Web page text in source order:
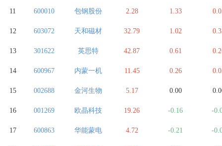
11 600010 包钢股份 2.28 1.33
12 603072 天和磁材 32.79 1.02
13 301622 英思特 42.87 0.61
14 600967 内蒙一机 11.45 0.26
15 002688 金河生物 5.17 0.00
16 001269 欧晶科技 19.26 -0.16 -
17 600863 华能蒙电 4.72 -0.21 -